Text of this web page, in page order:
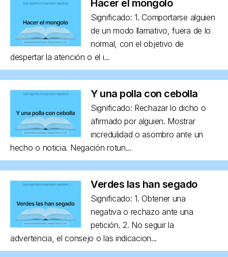
Hacer el mongolo
Significado: 1. Comportarse alguien
de un modo llamativo, fuera de lo
normal, con el objetivo de
despertar la atención o el i...
Y una polla con cebolla
Significado: Rechazar lo dicho o
afirmado por alguien. Mostrar
incredulidad o asombro ante un
hecho o noticia. Negación rotun...
Verdes las han segado
Significado: 1. Obtener una
negativa o rechazo ante una
petición. 2. No seguir la
advertencia, el consejo o las indicacion...